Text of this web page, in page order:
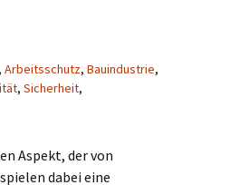
, Arbeitsschutz, Bauindustrie,
, Sicherheit,
Aspekt, der von
dabei eine